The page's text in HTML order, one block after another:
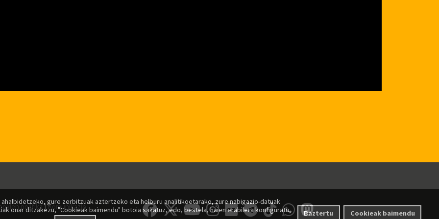
gure zerbitzuak aztertzeko eta helburu analitikoetarako, zure nabigazio-datuak
onar ditzakezu, "Cookieak baimendu" botoia sakatuz, edo, bestela, haien erabilera konfiguratu,
Baztertu Cookieak baimendu
politika| Komunikazio